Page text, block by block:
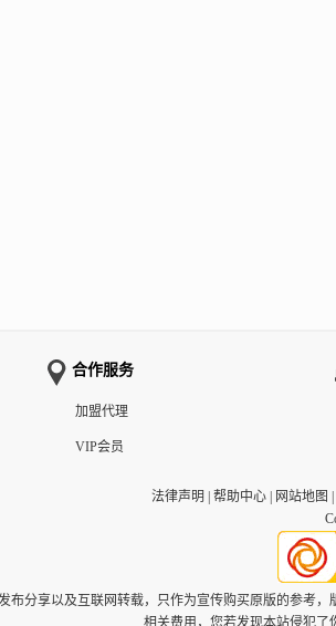
合作服务
加盟代理
VIP会员
法律声明 帮助中心 网站地图
布分享以及互联网转载，只作为宣传购买原版的参考
相关费用，您若发现本站侵犯了